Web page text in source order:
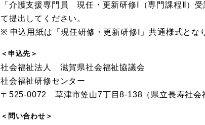
「介護支援専門員 現任・更新研修Ⅰ（専門課程Ⅱ）
て提出してください。
※ 申込用紙は「現任研修・更新研修Ⅰ」共通様式とな
＜申込先＞
社会福祉法人 滋賀県社会福祉協議会
社会福祉研修センター
〒525-0072 草津市笠山7丁目8-138（県立長寿社会
＜問い合わせ＞